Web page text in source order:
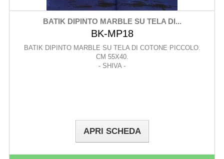
BATIK DIPINTO MARBLE SU TELA DI...
BK-MP18
BATIK DIPINTO MARBLE SU TELA DI COTONE PICCOLO.
CM 55X40.
- SHIVA -
APRI SCHEDA